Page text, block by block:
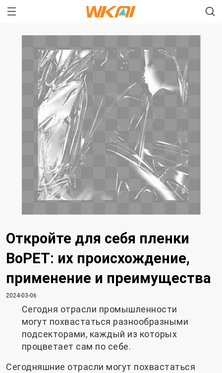
Откройте для себя пленки
BoPET: их происхождение,
применение и преимущества
2024-03-06
Сегодня отрасли промышленности
могут похвастаться разнообразными
подсекторами, каждый из которых
процветает сам по себе.
Сегодняшние отрасли могут похвастаться